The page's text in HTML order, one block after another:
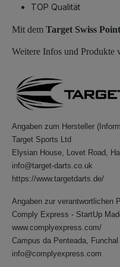
TOP Qualität
Mit dem Target Swiss
Weitere Infos und Produkte
Angaben zum Hersteller
Target Sports Ltd
Elysian House, Lovet Road,
info@target-darts.co.uk
https://www.targetdarts.de/
Angaben zur verantwortlichen
Comply Express - StartUp
www.complyexpress.com/
Campus da Penteada, Funchal
info@complyexpress.com